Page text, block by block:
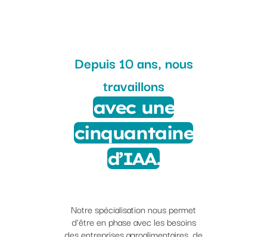
Depuis 10 ans, nous
travaillons
avec une
cinquantaine
d’IAA.
Notre spécialisation nous permet
d’être en phase avec les besoins
des entreprises agroalimentaires, de